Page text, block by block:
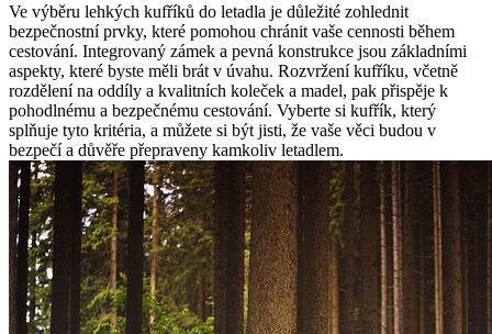
Ve výběru lehkých kufříků do letadla je důležité zohlednit
bezpečnostní prvky, které pomohou chránit vaše cennosti během
cestování. Integrovaný zámek a pevná konstrukce jsou základními
aspekty, které byste měli brát v úvahu. Rozvržení kufříku, včetně
rozdělení na oddíly a kvalitních koleček a madel, pak přispěje k
pohodlnému a bezpečnému cestování. Vyberte si kufřík, který
splňuje tyto kritéria, a můžete si být jisti, že vaše věci budou v
bezpečí a důvěře přepraveny kamkoliv letadlem.